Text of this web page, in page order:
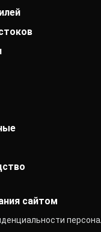
3к4
сайтом